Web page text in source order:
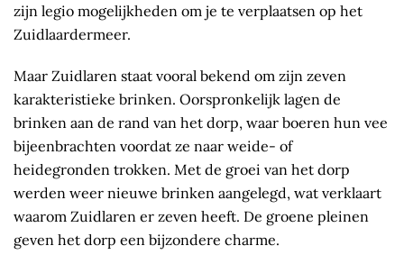
zijn legio mogelijkheden om je te verplaatsen op het
Zuidlaardermeer.
Maar Zuidlaren staat vooral bekend om zijn zeven
karakteristieke brinken. Oorspronkelijk lagen de
brinken aan de rand van het dorp, waar boeren hun vee
bijeenbrachten voordat ze naar weide- of
heidegronden trokken. Met de groei van het dorp
werden weer nieuwe brinken aangelegd, wat verklaart
waarom Zuidlaren er zeven heeft. De groene pleinen
geven het dorp een bijzondere charme.